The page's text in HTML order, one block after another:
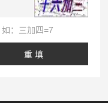
：三加四=7